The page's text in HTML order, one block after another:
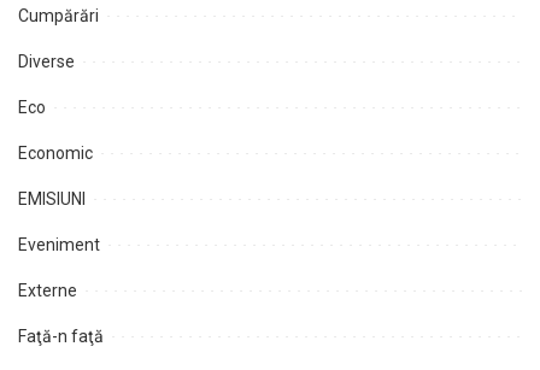
Cumpărări
Diverse
Eco
Economic
EMISIUNI
Eveniment
Externe
Faţă-n faţă